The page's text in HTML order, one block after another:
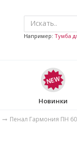
Например: Тумба
Новинки
Пенал Гармония ПН